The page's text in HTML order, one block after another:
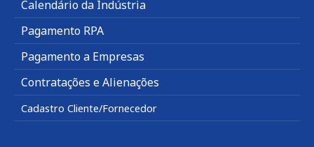
Calendário da Indústria
Pagamento RPA
Pagamento a Empresas
Contratações e Alienações
Cadastro Cliente/Fornecedor